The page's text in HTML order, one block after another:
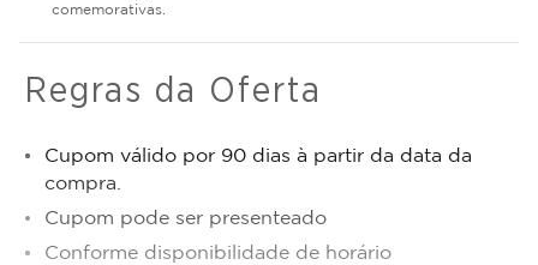
comemorativas.
Regras da Oferta
Cupom válido por 90 dias à partir da data da
compra.
Cupom pode ser presenteado
Conforme disponibilidade de horário